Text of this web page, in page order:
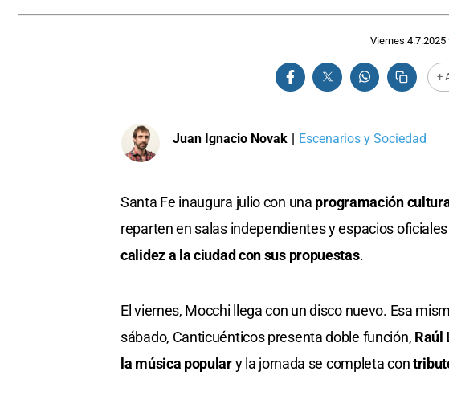
Viernes 4.7.2025
+
Juan Ignacio Novak | Escenarios y Sociedad
Santa Fe inaugura julio con una programación
reparten en salas independientes y espacios
calidez a la ciudad con sus propuestas.
El viernes, Mocchi llega con un disco nuevo. Esa
sábado, Canticuénticos presenta doble función, Raúl
la música populary la jornada se completa con